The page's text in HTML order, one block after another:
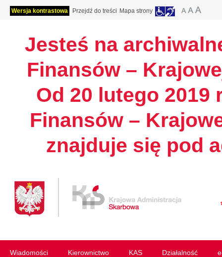
Wersja kontrastowa Przejdź do treści Mapa strony
Jesteś na
Finansów –
Od 20 lutego 2019
Finansów –
znajduje się pod
Wiadomości Kierownictwo KAS Działalność